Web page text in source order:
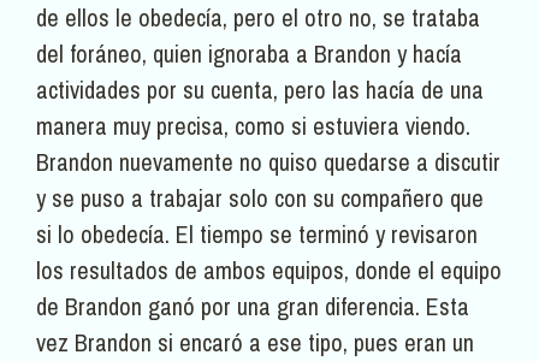
de ellos le obedecía, pero el otro no, se trataba
del foráneo, quien ignoraba a Brandon y hacía
actividades por su cuenta, pero las hacía de una
manera muy precisa, como si estuviera viendo.
Brandon nuevamente no quiso quedarse a discutir
y se puso a trabajar solo con su compañero que
si lo obedecía. El tiempo se terminó y revisaron
los resultados de ambos equipos, donde el equipo
de Brandon ganó por una gran diferencia. Esta
vez Brandon si encaró a ese tipo, pues eran un